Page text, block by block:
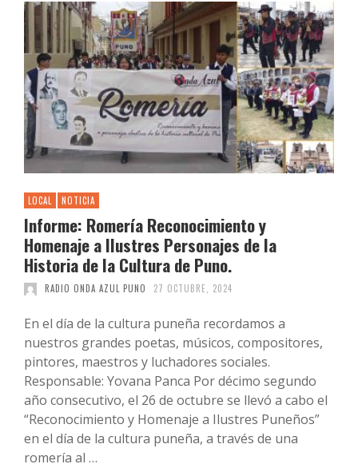
LOCAL NOTICIA
Informe: Romería Reconocimiento y
Homenaje a Ilustres Personajes de la
Historia de la Cultura de Puno.
RADIO ONDA AZUL PUNO 27 OCTUBRE, 2024
En el día de la cultura puneña recordamos a
nuestros grandes poetas, músicos, compositores,
pintores, maestros y luchadores sociales.
Responsable: Yovana Panca Por décimo segundo
año consecutivo, el 26 de octubre se llevó a cabo el
“Reconocimiento y Homenaje a Ilustres Puneños”
en el día de la cultura puneña, a través de una
romería al …